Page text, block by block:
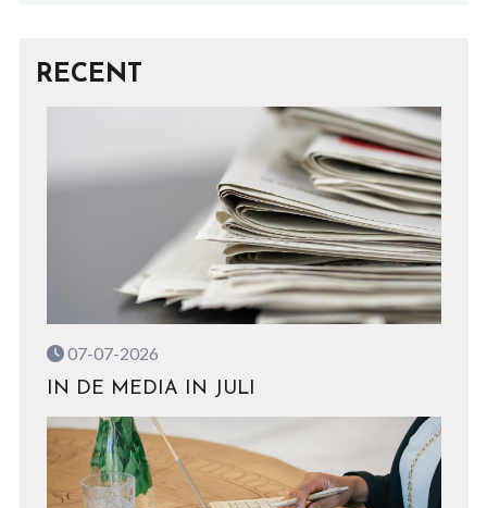
RECENT
07-07-2026
IN DE MEDIA IN JULI